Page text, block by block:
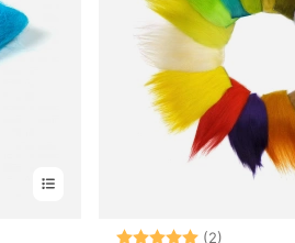
Betyg: (2)